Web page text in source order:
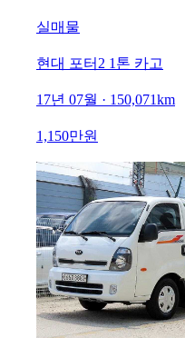
실매물
현대 포터2 1톤 카고
17년 07월 · 150,071km
1,150만원